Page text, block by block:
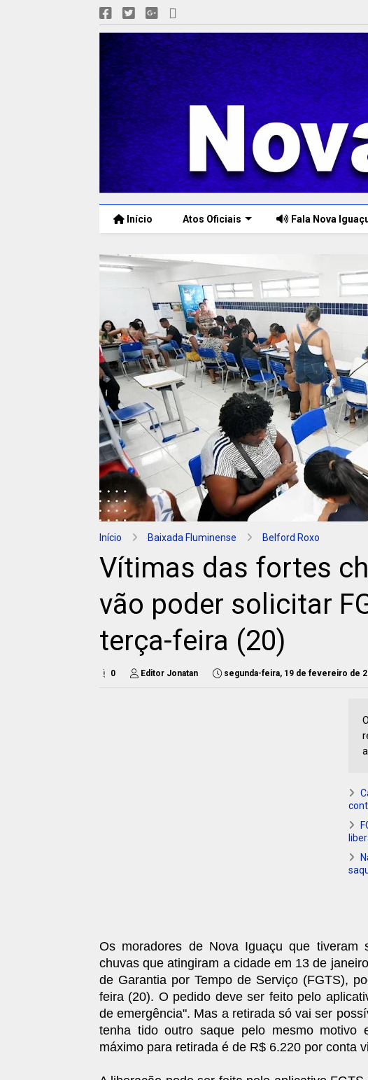
Início Atos Oficiais Fala Nova
Início Baixada Fluminense Belford Roxo
Vítimas das fortes
vão poder solicitar
terça-feira (20)
0 Editor Jonatan segunda-feira, 19 de fevereiro de
Os moradores de Nova Iguaçu que tiveram
chuvas que atingiram a cidade em 13 de
de Garantia por Tempo de Serviço (FGTS),
feira (20). O pedido deve ser feito pelo
de emergência". Mas a retirada só vai ser
tenha tido outro saque pelo mesmo
máximo para retirada é de R$ 6.220 por conta